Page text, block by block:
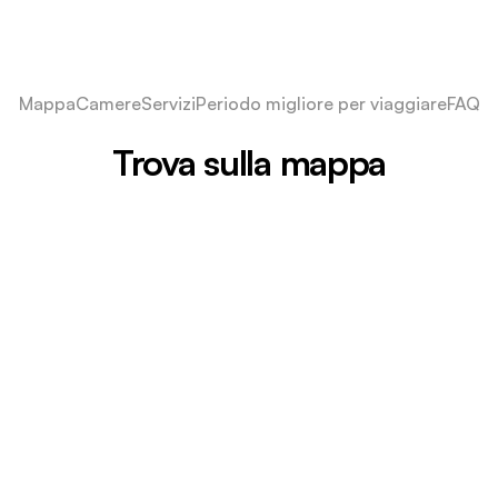
MappaCamereServiziPeriodo migliore per viaggiareFAQ
Trova sulla mappa